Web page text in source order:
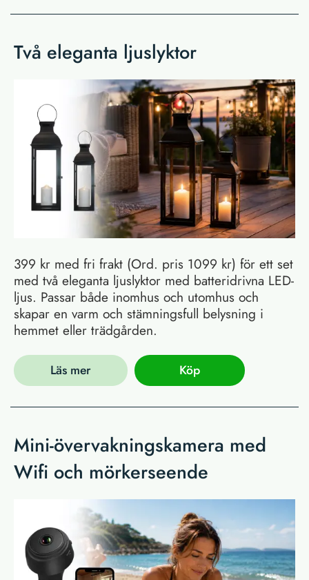
Två eleganta ljuslyktor
399 kr med fri frakt (Ord. pris 1099 kr) för ett set
med två eleganta ljuslyktor med batteridrivna LED-
ljus. Passar både inomhus och utomhus och
skapar en varm och stämningsfull belysning i
hemmet eller trädgården.
Läs mer Köp
Mini-övervakningskamera med
Wifi och mörkerseende